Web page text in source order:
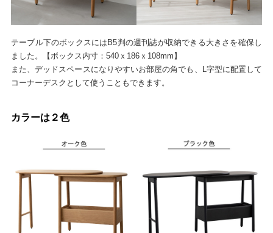
テーブル下のボックスにはB5判の週刊誌が収納できる大きさを確保し
ました。【ボックス内寸：540ｘ186ｘ108mm】
また、デッドスペースになりやすいお部屋の角でも、L字型に配置して
コーナーデスクとして使うこともできます。
カラーは２色